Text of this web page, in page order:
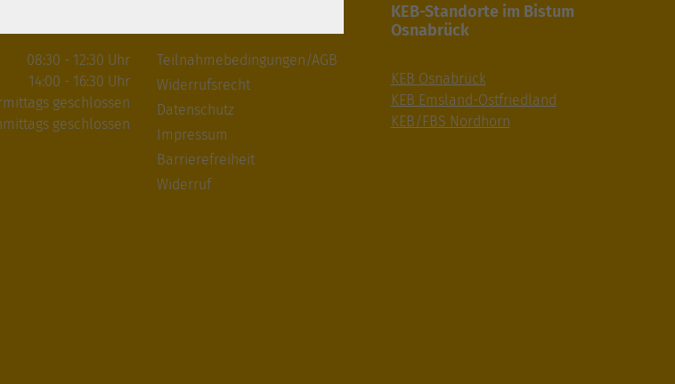
08:30 - 12:30 Uhr
14:00 - 16:30 Uhr
geschlossen
geschlossen
Teilnahmebedingungen/AGB
Widerrufsrecht
Datenschutz
Impressum
Barrierefreiheit
Widerruf
KEB-Standorte im Bistum
Osnabrück
KEB Osnabrück
KEB Emsland-Ostfriedland
KEB/FBS Nordhorn